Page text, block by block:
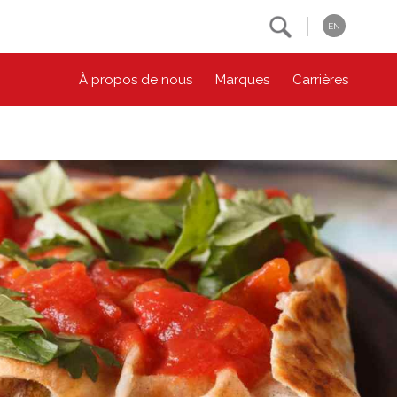
EN
À propos de nous Marques Carrières
Environnement
Bien-être des animaux
Collectivité
Principes coopératifs
Diversité et inclusion
Accessibilité
Contactez-nous
Location